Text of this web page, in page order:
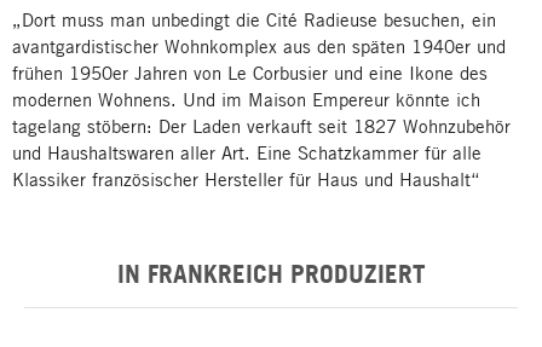
„Dort muss man unbedingt die Cité Radieuse besuchen, ein
avantgardistischer Wohnkomplex aus den späten 1940er und
frühen 1950er Jahren von Le Corbusier und eine Ikone des
modernen Wohnens. Und im Maison Empereur könnte ich
tagelang stöbern: Der Laden verkauft seit 1827 Wohnzubehör
und Haushaltswaren aller Art. Eine Schatzkammer für alle
Klassiker französischer Hersteller für Haus und Haushalt“
IN FRANKREICH PRODUZIERT